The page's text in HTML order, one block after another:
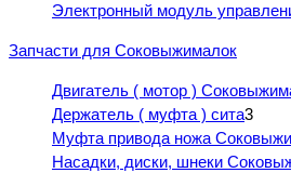
Электронный модуль
Запчасти для Соковыжималок
Двигатель ( мотор )
Держатель ( муфта ) сита3
Муфта привода ножа
Насадки, диски, шнеки